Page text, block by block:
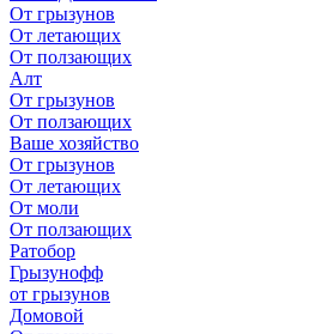
От грызунов
От летающих
От ползающих
Алт
От грызунов
От ползающих
Ваше хозяйство
От грызунов
От летающих
От моли
От ползающих
Ратобор
Грызунофф
от грызунов
Домовой